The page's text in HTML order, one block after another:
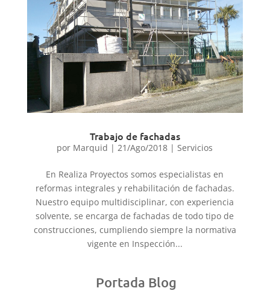
Trabajo de fachadas
por Marquid |21/Ago/2018 |Servicios
En Realiza Proyectos somos especialistas en
reformas integrales y rehabilitación de fachadas.
Nuestro equipo multidisciplinar, con experiencia
solvente, se encarga de fachadas de todo tipo de
construcciones, cumpliendo siempre la normativa
vigente en Inspección...
Portada Blog